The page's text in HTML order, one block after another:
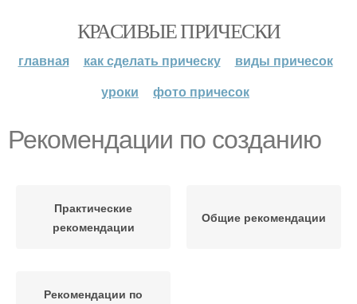
КРАСИВЫЕ ПРИЧЕСКИ
главная как сделать прическу
виды причесок
уроки
фото причесок
Рекомендации по созданию
Практические
рекомендации
Общие рекомендации
Рекомендации по